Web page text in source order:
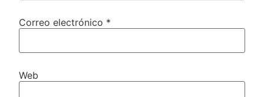
Correo electrónico *
Web